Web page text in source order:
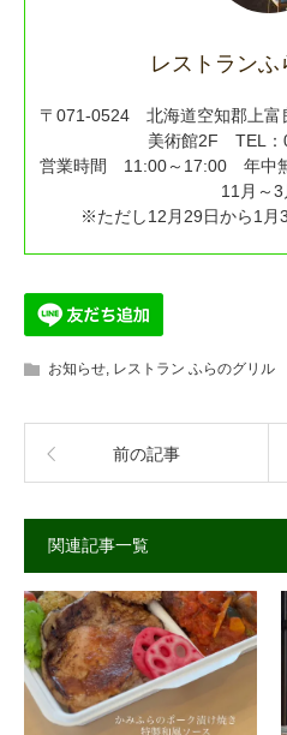
レストラン
〒071-0524 北海道空知郡上富
美術館2F TEL：
営業時間 11:00～17:00 年中
11月～3
※ただし12月29日から1月
お知らせ, レストラン ふらのグリル
前の記事
関連記事一覧